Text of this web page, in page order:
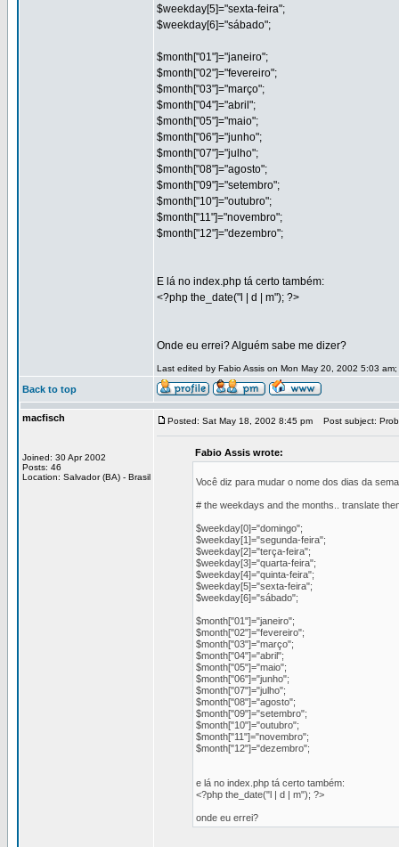
$weekday[5]="sexta-feira";
$weekday[6]="sábado";
$month["01"]="janeiro";
$month["02"]="fevereiro";
$month["03"]="março";
$month["04"]="abril";
$month["05"]="maio";
$month["06"]="junho";
$month["07"]="julho";
$month["08"]="agosto";
$month["09"]="setembro";
$month["10"]="outubro";
$month["11"]="novembro";
$month["12"]="dezembro";
E lá no index.php tá certo também:
<?php the_date("l | d | m"); ?>
Onde eu errei? Alguém sabe me dizer?
Last edited by Fabio Assis on Mon May 20, 2002 5:03
Back to top
macfisch
Joined: 30 Apr 2002
Posts: 46
Location: Salvador (BA) - Brasil
Posted: Sat May 18, 2002 8:45 pm Post subject:
Fabio Assis wrote:
Você diz para mudar o nome dos dias da
# the weekdays and the months.. translate
$weekday[0]="domingo";
$weekday[1]="segunda-feira";
$weekday[2]="terça-feira";
$weekday[3]="quarta-feira";
$weekday[4]="quinta-feira";
$weekday[5]="sexta-feira";
$weekday[6]="sábado";
$month["01"]="janeiro";
$month["02"]="fevereiro";
$month["03"]="março";
$month["04"]="abril";
$month["05"]="maio";
$month["06"]="junho";
$month["07"]="julho";
$month["08"]="agosto";
$month["09"]="setembro";
$month["10"]="outubro";
$month["11"]="novembro";
$month["12"]="dezembro";
e lá no index.php tá certo também:
<?php the_date("l | d | m"); ?>
onde eu errei?